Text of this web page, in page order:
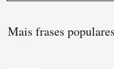
Mais frases